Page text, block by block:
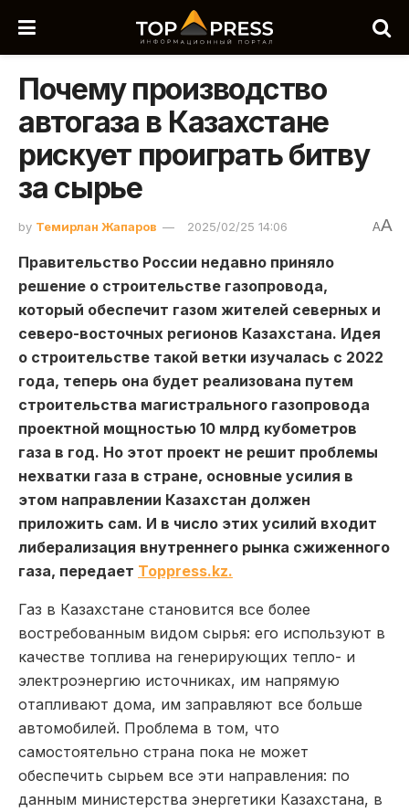
Почему производство
автогаза в Казахстане
рискует проиграть битву
за сырье
by Темирлан Жапаров 2025/02/25 14:06 AA
Правительство России недавно приняло
решение о строительстве газопровода,
который обеспечит газом жителей северных и
северо-восточных регионов Казахстана. Идея
о строительстве такой ветки изучалась с 2022
года, теперь она будет реализована путем
строительства магистрального газопровода
проектной мощностью 10 млрд кубометров
газа в год. Но этот проект не решит проблемы
нехватки газа в стране, основные усилия в
этом направлении Казахстан должен
приложить сам. И в число этих усилий входит
либерализация внутреннего рынка сжиженного
газа, передает Toppress.kz.
Газ в Казахстане становится все более
востребованным видом сырья: его используют в
качестве топлива на генерирующих тепло- и
электроэнергию источниках, им напрямую
отапливают дома, им заправляют все больше
автомобилей. Проблема в том, что
самостоятельно страна пока не может
обеспечить сырьем все эти направления: по
данным министерства энергетики Казахстана, в